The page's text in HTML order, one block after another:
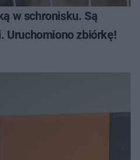
w schronisku. Są
Uruchomiono zbiórkę!